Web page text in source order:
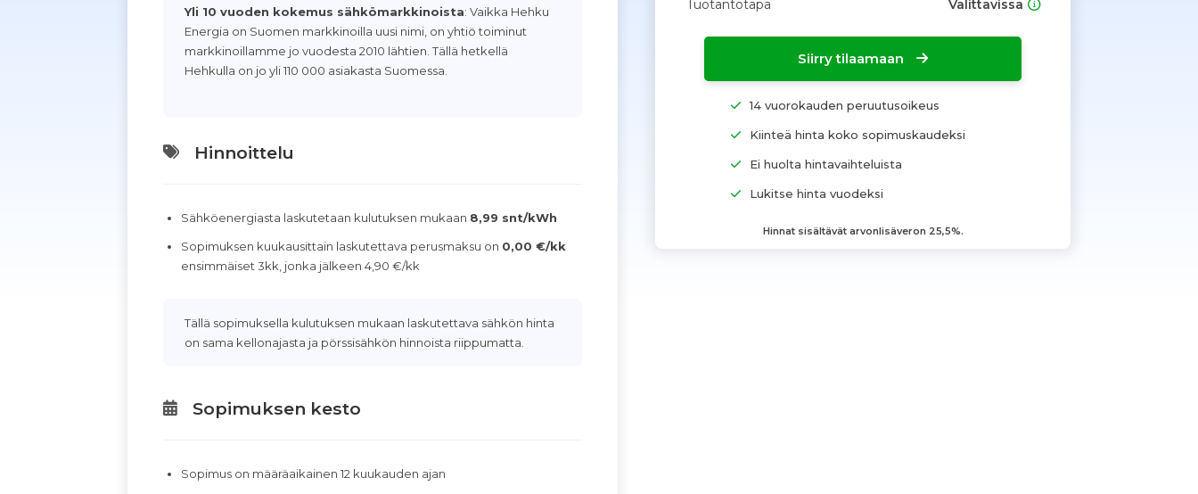
Yli 10 vuoden kokemus sähkömarkkinoista: Vaikka Hehku
Energia on Suomen markkinoilla uusi nimi, on yhtiö toiminut
markkinoillamme jo vuodesta 2010 lähtien. Tällä hetkellä
Hehkulla on jo yli 110 000 asiakasta Suomessa.
Hinnoittelu
Sähköenergiasta laskutetaan kulutuksen mukaan 8,99 snt/kWh
Sopimuksen kuukausittain laskutettava perusmaksu on 0,00 €/kk
ensimmäiset 3kk, jonka jälkeen 4,90 €/kk
Tällä sopimuksella kulutuksen mukaan laskutettava sähkön hinta
on sama kellonajasta ja pörssisähkön hinnoista riippumatta.
Sopimuksen kesto
Sopimus on määräaikainen 12 kuukauden ajan
Tuotantotapa Valittavissa
Siirry tilaamaan
14 vuorokauden peruutusoikeus
Kiinteä hinta koko sopimuskaudeksi
Ei huolta hintavaihteluista
Lukitse hinta vuodeksi
Hinnat sisältävät arvonlisäveron 25,5%.